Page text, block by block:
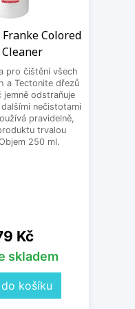
Colored
pro čištění všech
a Tectonite dřezů
jemně odstraňuje
nečistotami
pravidelně,
trvalou
250 ml.
Kč
skladem
košíku